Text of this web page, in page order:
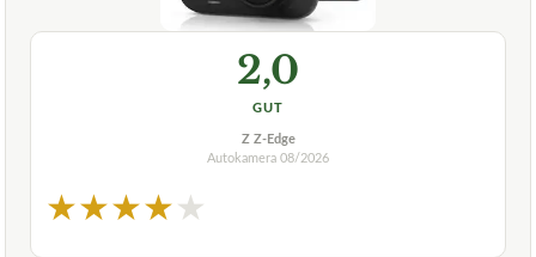
2,0
GUT
Z Z-Edge
Autokamera 08/2026
★★★★★